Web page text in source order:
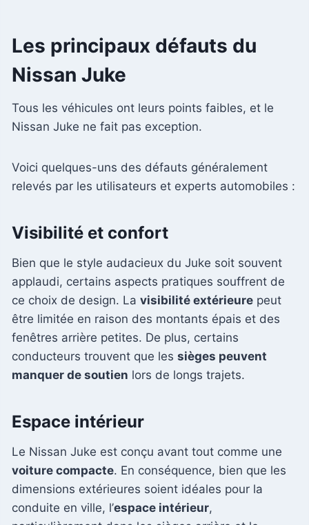
Les principaux défauts du
Nissan Juke
Tous les véhicules ont leurs points faibles, et le
Nissan Juke ne fait pas exception.
Voici quelques-uns des défauts généralement
relevés par les utilisateurs et experts automobiles :
Visibilité et confort
Bien que le style audacieux du Juke soit souvent
applaudi, certains aspects pratiques souffrent de
ce choix de design. La visibilité extérieure peut
être limitée en raison des montants épais et des
fenêtres arrière petites. De plus, certains
conducteurs trouvent que les sièges peuvent
manquer de soutien lors de longs trajets.
Espace intérieur
Le Nissan Juke est conçu avant tout comme une
voiture compacte. En conséquence, bien que les
dimensions extérieures soient idéales pour la
conduite en ville, l’espace intérieur,